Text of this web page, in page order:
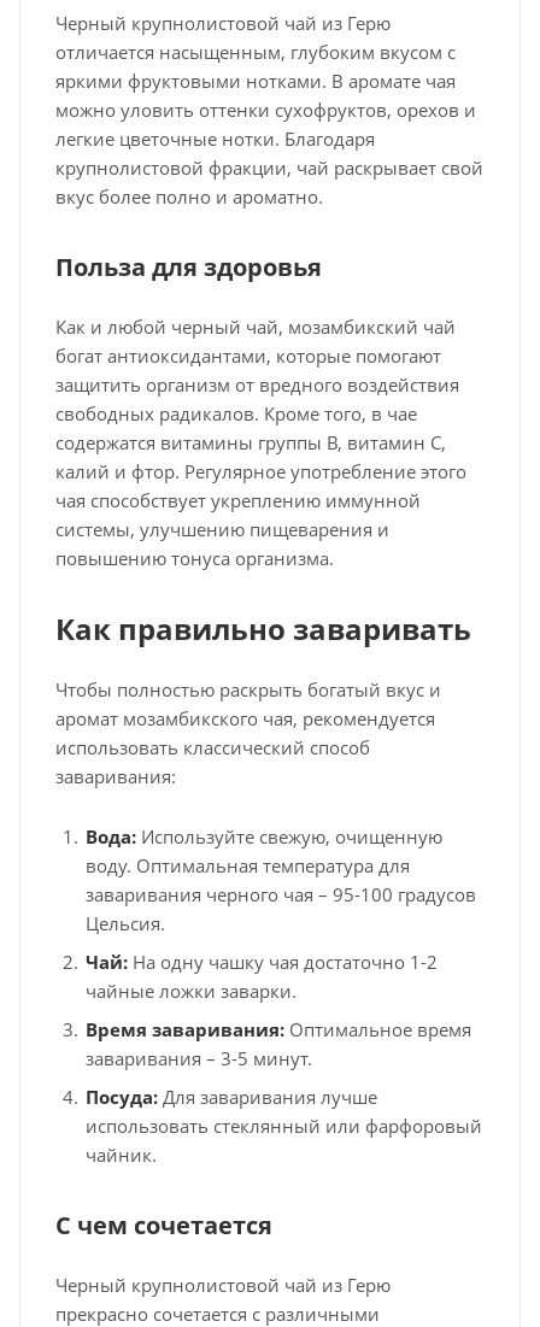
Черный крупнолистовой чай из Герю
отличается насыщенным, глубоким вкусом с
яркими фруктовыми нотками. В аромате чая
можно уловить оттенки сухофруктов, орехов и
легкие цветочные нотки. Благодаря
крупнолистовой фракции, чай раскрывает свой
вкус более полно и ароматно.
Польза для здоровья
Как и любой черный чай, мозамбикский чай
богат антиоксидантами, которые помогают
защитить организм от вредного воздействия
свободных радикалов. Кроме того, в чае
содержатся витамины группы B, витамин C,
калий и фтор. Регулярное употребление этого
чая способствует укреплению иммунной
системы, улучшению пищеварения и
повышению тонуса организма.
Как правильно заваривать
Чтобы полностью раскрыть богатый вкус и
аромат мозамбикского чая, рекомендуется
использовать классический способ
заваривания:
Вода: Используйте свежую, очищенную
воду. Оптимальная температура для
заваривания черного чая – 95-100 градусов
Цельсия.
Чай: На одну чашку чая достаточно 1-2
чайные ложки заварки.
Время заваривания: Оптимальное время
заваривания – 3-5 минут.
Посуда: Для заваривания лучше
использовать стеклянный или фарфоровый
чайник.
С чем сочетается
Черный крупнолистовой чай из Герю
прекрасно сочетается с различными